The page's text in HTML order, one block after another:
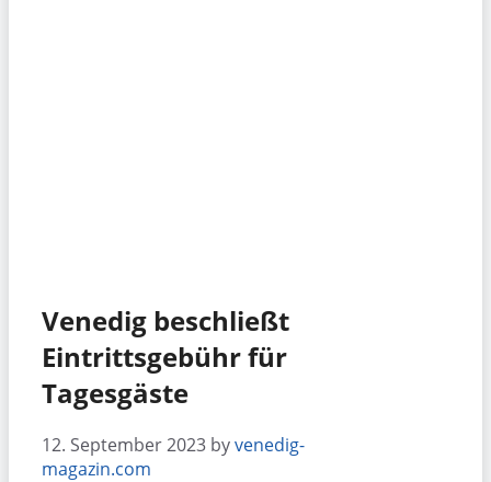
Venedig beschließt
Eintrittsgebühr für
Tagesgäste
12. September 2023 byvenedig-
magazin.com